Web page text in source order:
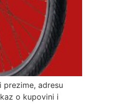
prezime, adresu
o kupovini i